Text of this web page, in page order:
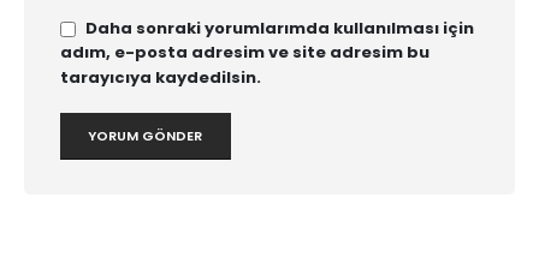
Daha sonraki yorumlarımda kullanılması için
adım, e-posta adresim ve site adresim bu
tarayıcıya kaydedilsin.